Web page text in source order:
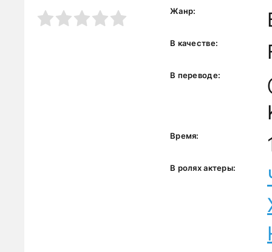
5 Жанр:
В качестве:
В переводе:
Время:
В ролях актеры: